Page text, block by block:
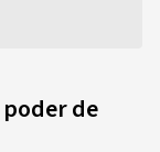
de